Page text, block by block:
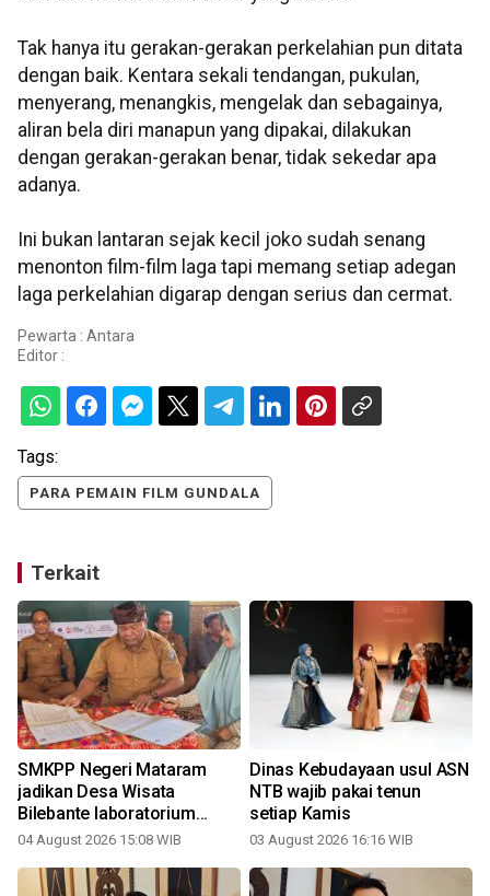
Tak hanya itu gerakan-gerakan perkelahian pun ditata
dengan baik. Kentara sekali tendangan, pukulan,
menyerang, menangkis, mengelak dan sebagainya,
aliran bela diri manapun yang dipakai, dilakukan
dengan gerakan-gerakan benar, tidak sekedar apa
adanya.
Ini bukan lantaran sejak kecil joko sudah senang
menonton film-film laga tapi memang setiap adegan
laga perkelahian digarap dengan serius dan cermat.
Pewarta : Antara
Editor :
Tags:
PARA PEMAIN FILM GUNDALA
Terkait
SMKPP Negeri Mataram
jadikan Desa Wisata
Bilebante laboratorium
pertanian modern
04 August 2026 15:08 WIB
Dinas Kebudayaan usul ASN
NTB wajib pakai tenun
setiap Kamis
03 August 2026 16:16 WIB